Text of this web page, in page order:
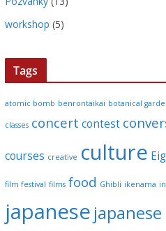
workshop (5)
Tags
atomic bomb benrontaikai botanical
classes concert contest
courses creative culture
film festival films food Ghibli ikenama
japanese